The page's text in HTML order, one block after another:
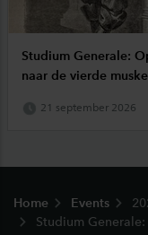
Studium Generale:
naar de vierde
21 september 2026
Home Events
Studium